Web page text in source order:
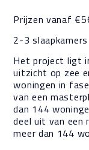
Prijzen vanaf
2-3 slaapkamers
Het project ligt
uitzicht op zee
woningen in
van een
dan 144
deel uit van een
meer dan 144